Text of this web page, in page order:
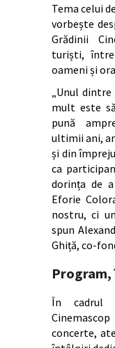
Tema celui
vorbește
Grădinii
turiști,
oameni și
„Unul
mult este
pună
ultimii ani,
și din
ca
dorința de
Eforie
nostru, ci
spun
Ghiță, co-
Program,
În cadrul
concerte,